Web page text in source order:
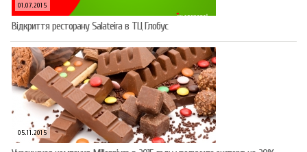
01.07.2015
Відкриття ресторану Salateirа в ТЦ Глобус
05.11.2015